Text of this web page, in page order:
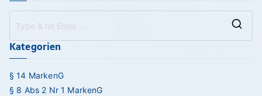
Kategorien
§ 14 MarkenG
§ 8 Abs 2 Nr 1 MarkenG